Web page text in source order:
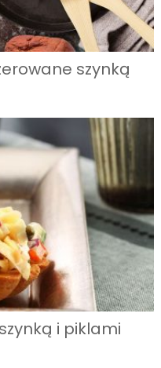
szynką
i piklami